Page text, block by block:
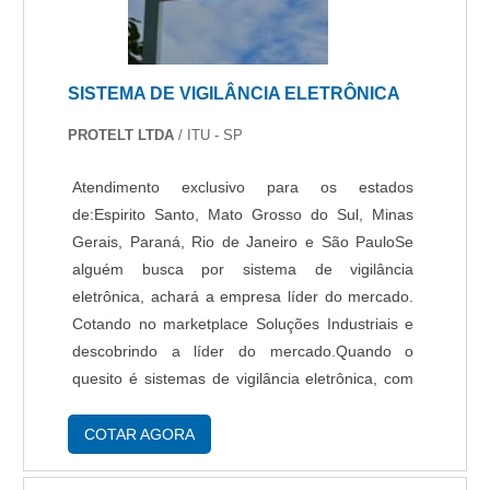
uma equipe de especialistas na área de atuação
e profissionais certificados, garante a melhor
Aproveite a visita para acessar o site e saber
mais sobre a empresa, os serviços e os
SISTEMA DE VIGILÂNCIA ELETRÔNICA
PROTELT LTDA / ITU - SP
Atendimento exclusivo para os estados
de:Espirito Santo, Mato Grosso do Sul, Minas
Gerais, Paraná, Rio de Janeiro e São PauloSe
alguém busca por sistema de vigilância
eletrônica, achará a empresa líder do mercado.
Cotando no marketplace Soluções Industriais e
descobrindo a líder do mercado.Quando o
quesito é sistemas de vigilância eletrônica, com
encontrará ótima qualidade com análise dos
COTAR AGORA